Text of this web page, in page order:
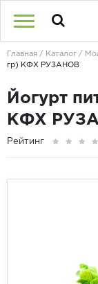
Главная Каталог
гр) КФХ РУЗАНОВ
Йогурт
КФХ
Рейтинг